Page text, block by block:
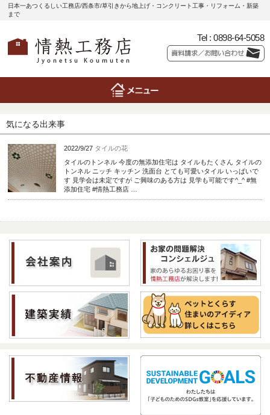
日本一あつくるしい工務店/西条市/草引きから地上げ・コンクリート工事・リフォーム・新築
まで
Tel : 0898-64-5058
気になる出来事
2022/9/27 タイルの花
タイルのトンネル 今度の無添加住宅は タイルもたくさん タイルの
トンネル ニッチ キッチン 洗面台 とても可愛いタイル いっぱいで
す 見学会は未定ですが ご興味のある方は 見学も可能です^_^ #無
添加住宅 #情熱工務店 …